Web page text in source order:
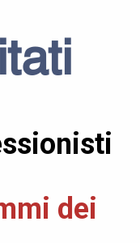
dei